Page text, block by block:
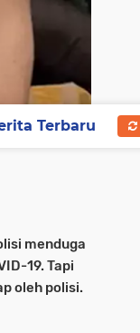
menduga
19. Tapi
oleh polisi.
Terbaru